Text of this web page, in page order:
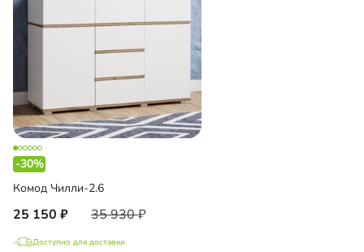
-30%
Комод Чилли-2.6
25 150 35 930
Доступно для доставки